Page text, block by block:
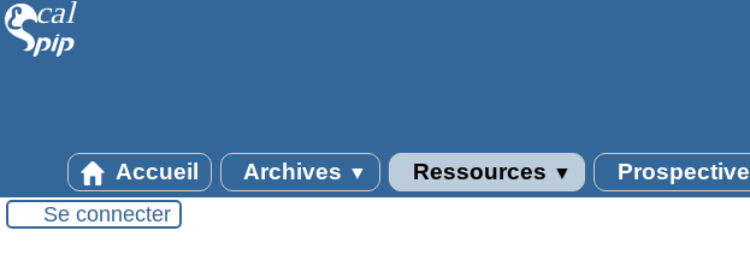
Accueil Archives ▼ Ressources ▼ Prospective
Se connecter